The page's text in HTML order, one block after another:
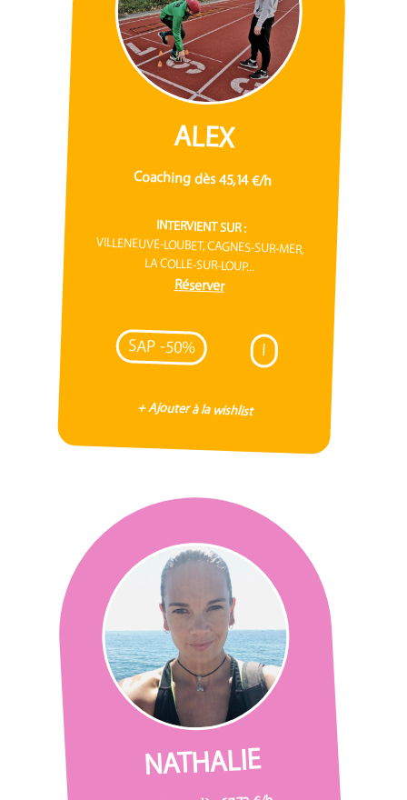
ALEX
Coaching dès 45,14 €/h
INTERVIENT SUR :
VILLENEUVE-LOUBET, CAGNES-SUR-MER,
LA COLLE-SUR-LOUP...
Réserver
SAP -50% I
+ Ajouter à la wishlist
NATHALIE